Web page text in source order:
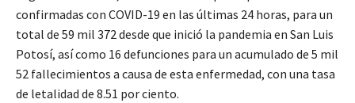
confirmadas con COVID-19 en las últimas 24 horas, para un
total de 59 mil 372 desde que inició la pandemia en San Luis
Potosí, así como 16 defunciones para un acumulado de 5 mil
52 fallecimientos a causa de esta enfermedad, con una tasa
de letalidad de 8.51 por ciento.